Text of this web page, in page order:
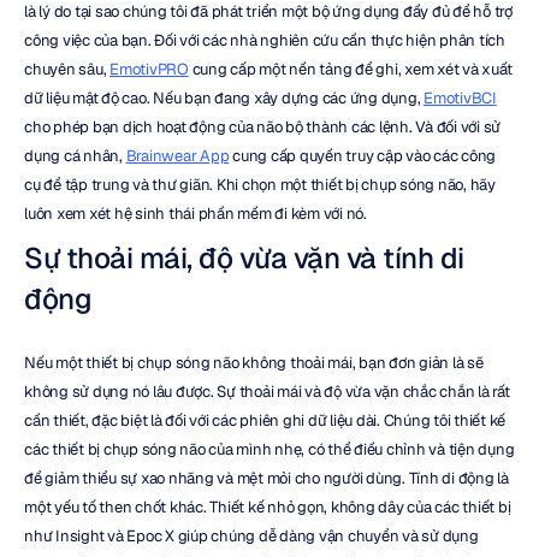
là lý do tại sao chúng tôi đã phát triển một bộ ứng dụng đầy đủ để hỗ trợ
công việc của bạn. Đối với các nhà nghiên cứu cần thực hiện phân tích
chuyên sâu, EmotivPRO cung cấp một nền tảng để ghi, xem xét và xuất
dữ liệu mật độ cao. Nếu bạn đang xây dựng các ứng dụng, EmotivBCI
cho phép bạn dịch hoạt động của não bộ thành các lệnh. Và đối với sử
dụng cá nhân, Brainwear App cung cấp quyền truy cập vào các công
cụ để tập trung và thư giãn. Khi chọn một thiết bị chụp sóng não, hãy
luôn xem xét hệ sinh thái phần mềm đi kèm với nó.
Sự thoải mái, độ vừa vặn và tính di
động
Nếu một thiết bị chụp sóng não không thoải mái, bạn đơn giản là sẽ
không sử dụng nó lâu được. Sự thoải mái và độ vừa vặn chắc chắn là rất
cần thiết, đặc biệt là đối với các phiên ghi dữ liệu dài. Chúng tôi thiết kế
các thiết bị chụp sóng não của mình nhẹ, có thể điều chỉnh và tiện dụng
để giảm thiểu sự xao nhãng và mệt mỏi cho người dùng. Tính di động là
một yếu tố then chốt khác. Thiết kế nhỏ gọn, không dây của các thiết bị
như Insight và Epoc X giúp chúng dễ dàng vận chuyển và sử dụng